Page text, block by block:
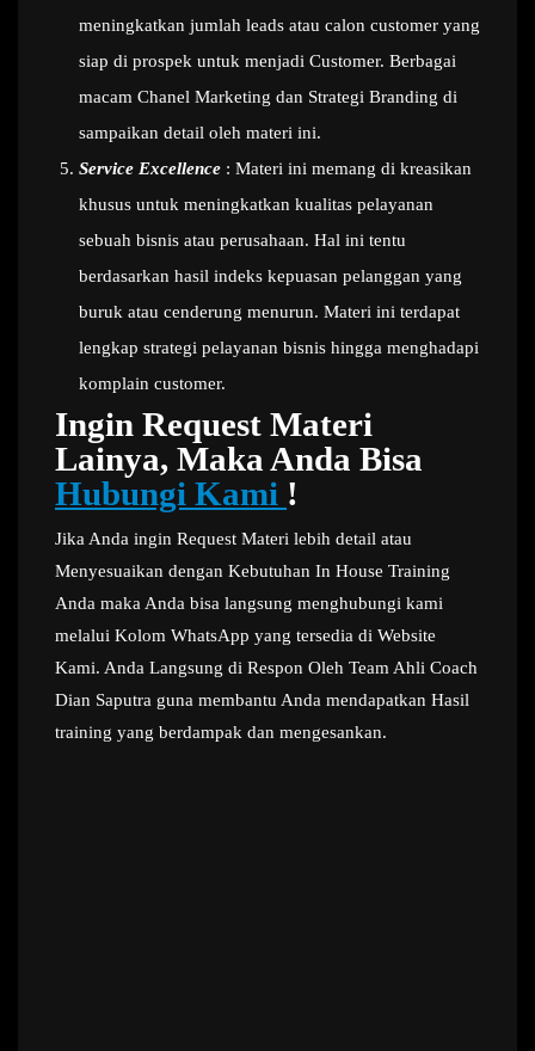
meningkatkan jumlah leads atau calon customer yang
siap di prospek untuk menjadi Customer. Berbagai
macam Chanel Marketing dan Strategi Branding di
sampaikan detail oleh materi ini.
Service Excellence : Materi ini memang di kreasikan
khusus untuk meningkatkan kualitas pelayanan
sebuah bisnis atau perusahaan. Hal ini tentu
berdasarkan hasil indeks kepuasan pelanggan yang
buruk atau cenderung menurun. Materi ini terdapat
lengkap strategi pelayanan bisnis hingga menghadapi
komplain customer.
Ingin Request Materi
Lainya, Maka Anda Bisa
Hubungi Kami !
Jika Anda ingin Request Materi lebih detail atau
Menyesuaikan dengan Kebutuhan In House Training
Anda maka Anda bisa langsung menghubungi kami
melalui Kolom WhatsApp yang tersedia di Website
Kami. Anda Langsung di Respon Oleh Team Ahli Coach
Dian Saputra guna membantu Anda mendapatkan Hasil
training yang berdampak dan mengesankan.